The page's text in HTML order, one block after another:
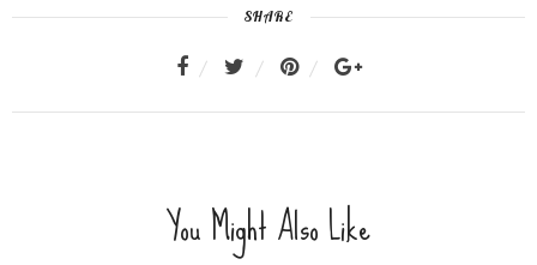
SHARE
You Might Also Like